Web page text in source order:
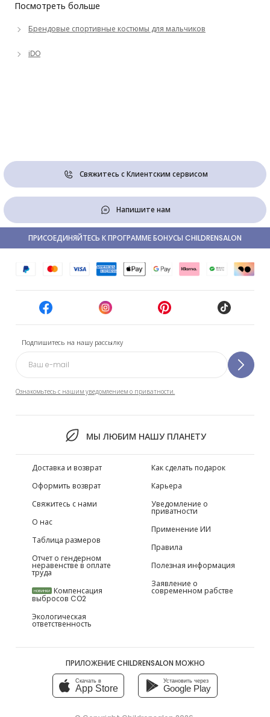
Посмотреть больше
Брендовые спортивные костюмы для мальчиков
iDO
Свяжитесь с Клиентским сервисом
Напишите нам
Подпишитесь на нашу рассылку
Ознакомьтесь с нашим уведомлением о приватности.
МЫ ЛЮБИМ НАШУ ПЛАНЕТУ
ПРИСОЕДИНЯЙТЕСЬ К ПРОГРАММЕ БОНУСЫ CHILDRENSALON
Доставка и возврат
Оформить возврат
Свяжитесь с нами
О нас
Таблица размеров
Отчет о гендерном
неравенстве в оплате
труда
НОВИНКИ Компенсация
выбросов CO2
Экологическая
ответственность
Как сделать подарок
Карьера
Уведомление о
приватности
Применение ИИ
Правила
Полезная информация
Заявление о
современном рабстве
ПРИЛОЖЕНИЕ CHILDRENSALON МОЖНО
Скачать в
App Store
Установить через
Google Play